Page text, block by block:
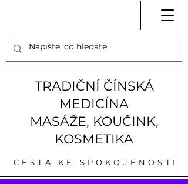
TRADIČNÍ ČÍNSKÁ
MEDICÍNA
MASÁŽE, KOUČINK,
KOSMETIKA
CESTA KE SPOKOJENOSTI